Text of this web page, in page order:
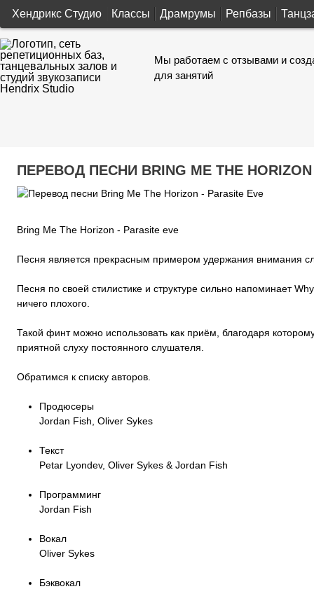
Хендрикс Студио Классы Драмрумы Репбазы
Мы работаем с отзывами и
для занятий
ПЕРЕВОД ПЕСНИ BRING ME THE HORIZON
Bring Me The Horizon - Parasite eve
Песня является прекрасным примером удержания внимания
Песня по своей стилистике и структуре сильно напоминает
ничего плохого.
Такой финт можно использовать как приём, благодаря
приятной слуху постоянного слушателя.
Обратимся к списку авторов.
Продюсеры
Jordan Fish, Oliver Sykes
Текст
Petar Lyondev, Oliver Sykes & Jordan Fish
Программинг
Jordan Fish
Вокал
Oliver Sykes
Бэквокал